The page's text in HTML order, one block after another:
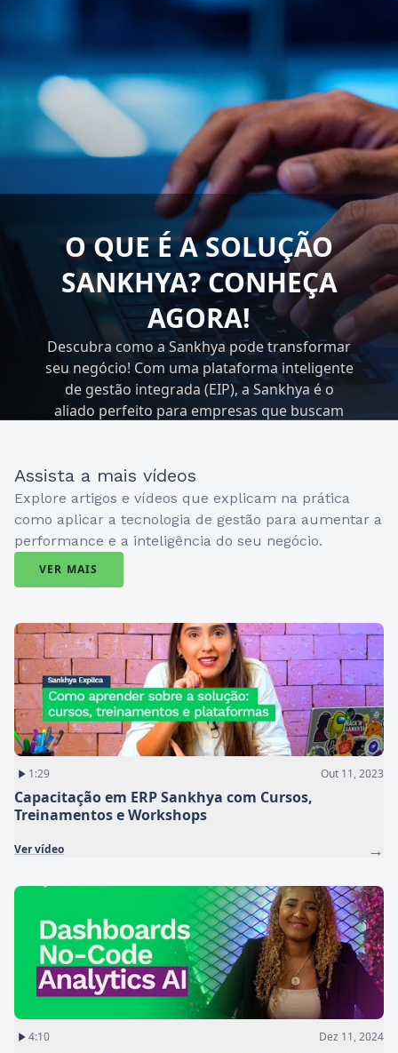
O QUE É A SOLUÇÃO
SANKHYA? CONHEÇA
AGORA!
Descubra como a Sankhya pode transformar
seu negócio! Com uma plataforma inteligente
de gestão integrada (EIP), a Sankhya é o
aliado perfeito para empresas que buscam
Assista a mais vídeos
Explore artigos e vídeos que explicam na prática
como aplicar a tecnologia de gestão para aumentar a
performance e a inteligência do seu negócio.
VER MAIS
1:29 Out 11, 2023
Capacitação em ERP Sankhya com Cursos,
Treinamentos e Workshops
Ver vídeo →
4:10 Dez 11, 2024